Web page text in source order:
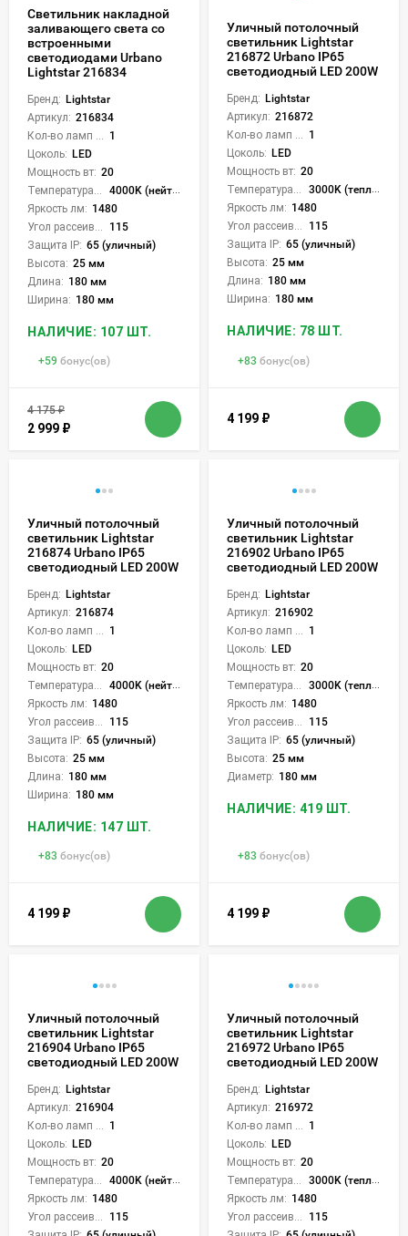
Светильник накладной
заливающего света со
встроенными
светодиодами Urbano
Lightstar 216834
Бренд: Lightstar
Артикул: 216834
1
Цоколь: LED
Мощность вт: 20
4000K (нейтральный)
Яркость лм: 1480
115
Защита IP: 65 (уличный)
Высота: 25 мм
Длина: 180 мм
Ширина: 180 мм
НАЛИЧИЕ: 107 ШТ.
+59 бонус(ов)
4 175₽
2 999 ₽
Уличный потолочный
светильник Lightstar
216872 Urbano IP65
светодиодный LED 200W
Бренд: Lightstar
Артикул: 216872
1
Цоколь: LED
Мощность вт: 20
3000K (теплый)
Яркость лм: 1480
115
Защита IP: 65 (уличный)
Высота: 25 мм
Длина: 180 мм
Ширина: 180 мм
НАЛИЧИЕ: 78 ШТ.
+83 бонус(ов)
4 199 ₽
Уличный потолочный
светильник Lightstar
216874 Urbano IP65
светодиодный LED 200W
Бренд: Lightstar
Артикул: 216874
1
Цоколь: LED
Мощность вт: 20
4000K (нейтральный)
Яркость лм: 1480
115
Защита IP: 65 (уличный)
Высота: 25 мм
Длина: 180 мм
Ширина: 180 мм
НАЛИЧИЕ: 147 ШТ.
+83 бонус(ов)
4 199 ₽
Уличный потолочный
светильник Lightstar
216902 Urbano IP65
светодиодный LED 200W
Бренд: Lightstar
Артикул: 216902
1
Цоколь: LED
Мощность вт: 20
3000K (теплый)
Яркость лм: 1480
115
Защита IP: 65 (уличный)
Высота: 25 мм
Диаметр: 180 мм
НАЛИЧИЕ: 419 ШТ.
+83 бонус(ов)
4 199 ₽
Уличный потолочный
светильник Lightstar
216904 Urbano IP65
светодиодный LED 200W
Бренд: Lightstar
Артикул: 216904
1
Цоколь: LED
Мощность вт: 20
4000K (нейтральный)
Яркость лм: 1480
115
Уличный потолочный
светильник Lightstar
216972 Urbano IP65
светодиодный LED 200W
Бренд: Lightstar
Артикул: 216972
1
Цоколь: LED
Мощность вт: 20
3000K (теплый)
Яркость лм: 1480
115